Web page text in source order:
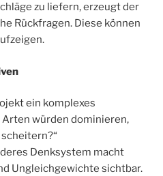
zu liefern, erzeugt der
Rückfragen. Diese können
ein komplexes
würden dominieren,
Denksystem macht
Ungleichgewichte sichtbar.